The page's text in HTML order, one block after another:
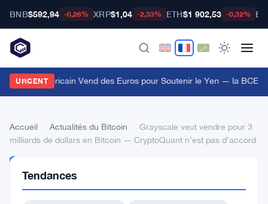
BNB$592,94 -0,26% XRP$1,04 -2,33% ETH$1 902,53 -0,32%
URGENT
Trésor Américain Vend des Euros pour Soutenir le Yen — la BCE
Accueil Actualités du Bitcoin
Grayscale veut vendre pour 3
milliards de dollars en Bitcoin — CryptoQuant n’est pas d’accord
DU BITCOIN
Tendances